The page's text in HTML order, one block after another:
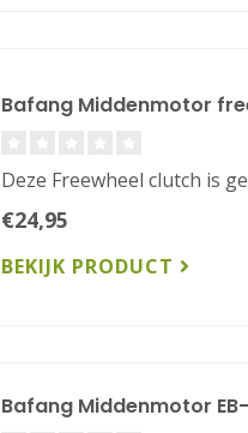
Bafang Middenmotor
Deze Freewheel clutch is
€24,95
BEKIJK PRODUCT
Bafang Middenmotor